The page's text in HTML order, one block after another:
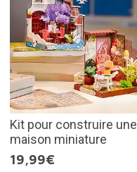
Kit pour construire une
maison miniature
19,99€